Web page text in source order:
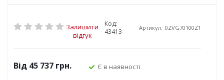
Залишити
відгук
Код:
43413
Артикул: 0ZVG70100Z1
Від 45 737 грн. Є в наявності